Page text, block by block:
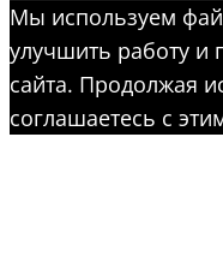
Мы используем
улучшить работу и
сайта. Продолжая
соглашаетесь с